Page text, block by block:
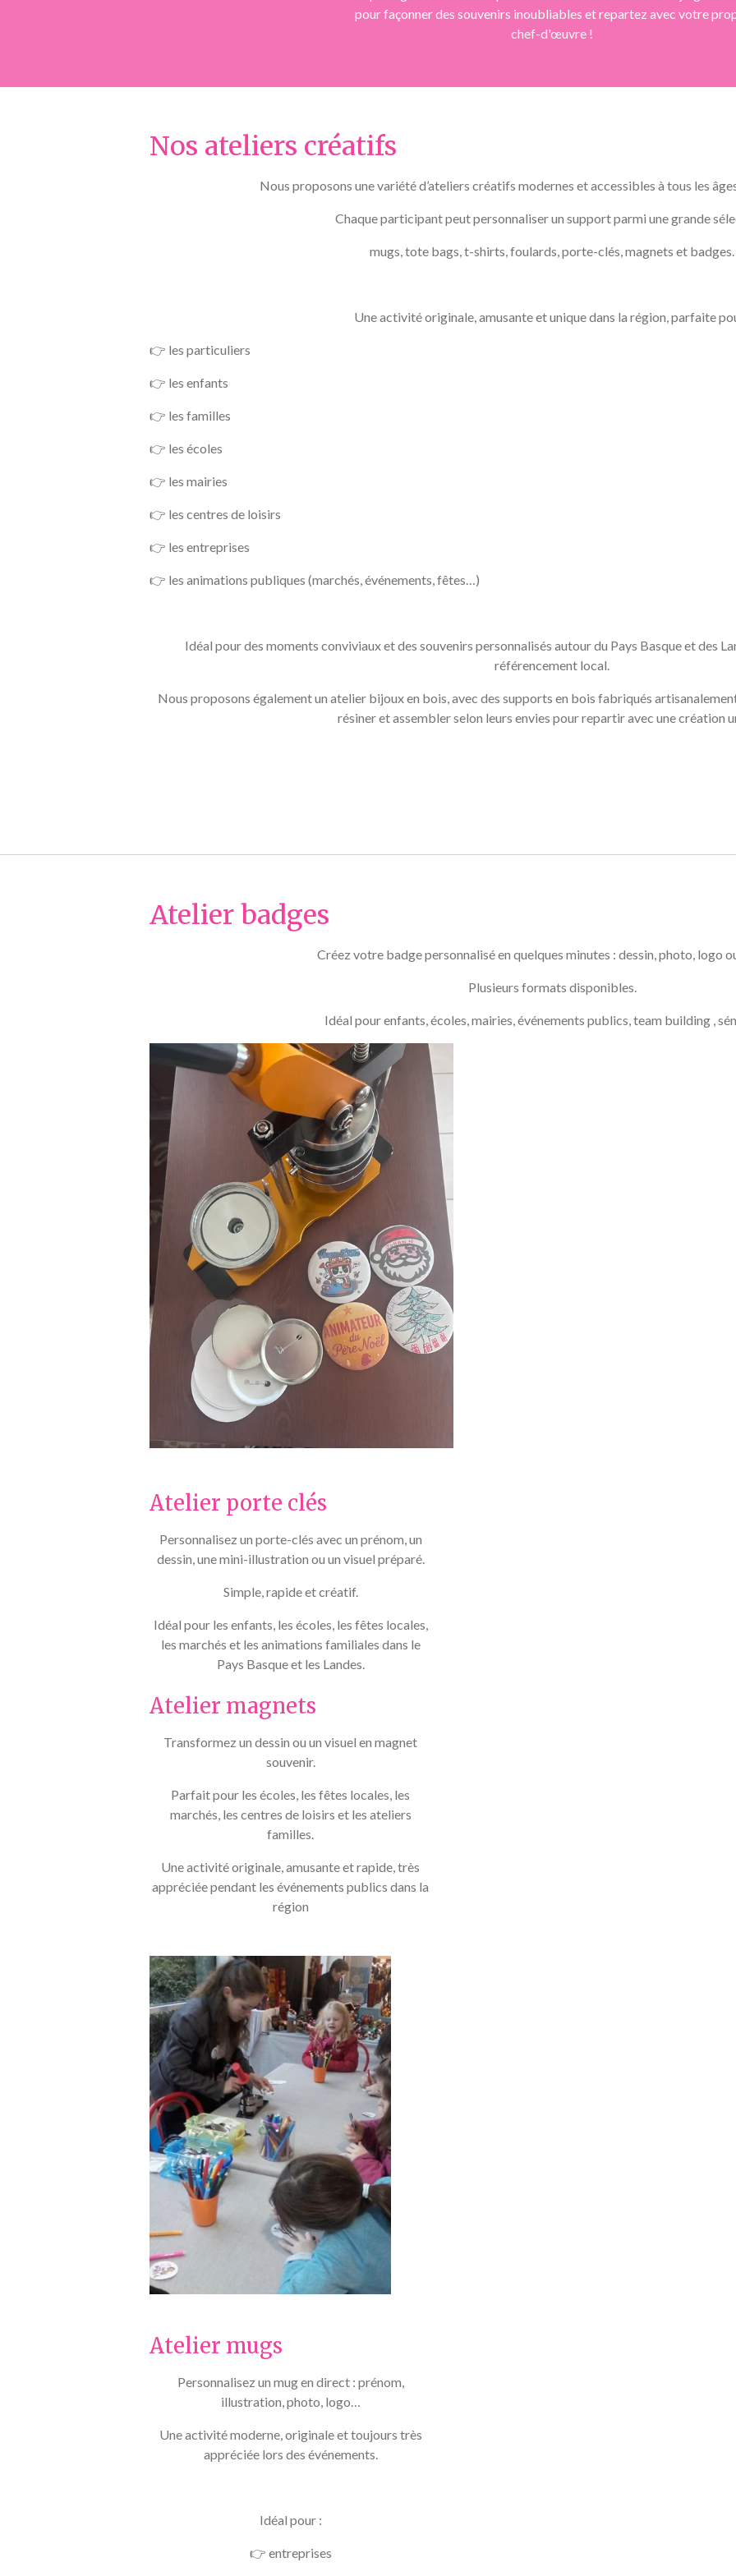
pour façonner des souvenirs inoubliables et repartez avec votre
chef-d'œuvre !
Nos ateliers créatifs
Nous proposons une variété d’ateliers créatifs modernes et accessibles à tous les
Chaque participant peut personnaliser un support parmi une grande
mugs, tote bags, t-shirts, foulards, porte-clés, magnets et badges.
Une activité originale, amusante et unique dans la région, parfaite
👉 les particuliers
👉 les enfants
👉 les familles
👉 les écoles
👉 les mairies
👉 les centres de loisirs
👉 les entreprises
👉 les animations publiques (marchés, événements, fêtes…)
Idéal pour des moments conviviaux et des souvenirs personnalisés autour du Pays Basque et des
référencement local.
Nous proposons également un atelier bijoux en bois, avec des supports en bois fabriqués
résiner et assembler selon leurs envies pour repartir avec une création
Atelier badges
Créez votre badge personnalisé en quelques minutes : dessin, photo, logo
Plusieurs formats disponibles.
Idéal pour enfants, écoles, mairies, événements publics, team building ,
Atelier porte clés
Personnalisez un porte-clés avec un prénom, un
dessin, une mini-illustration ou un visuel préparé.
Simple, rapide et créatif.
Idéal pour les enfants, les écoles, les fêtes locales,
les marchés et les animations familiales dans le
Pays Basque et les Landes.
Atelier magnets
Transformez un dessin ou un visuel en magnet
souvenir.
Parfait pour les écoles, les fêtes locales, les
marchés, les centres de loisirs et les ateliers
familles.
Une activité originale, amusante et rapide, très
appréciée pendant les événements publics dans la
région
Atelier mugs
Personnalisez un mug en direct : prénom,
illustration, photo, logo…
Une activité moderne, originale et toujours très
appréciée lors des événements.
Idéal pour :
👉 entreprises